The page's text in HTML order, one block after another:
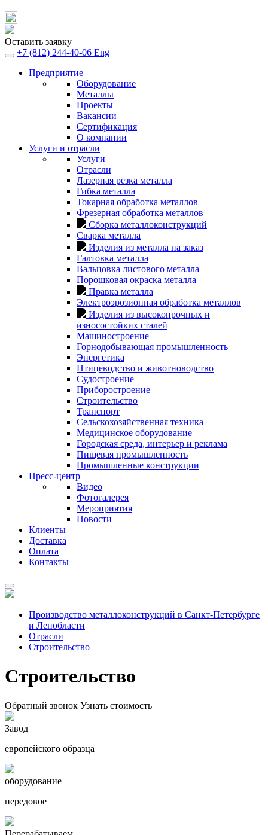
Оставить заявку
+7 (812) 244-40-06 Eng
Предприятие
Оборудование
Металлы
Проекты
Вакансии
Сертификация
О компании
Услуги и отрасли
Услуги
Отрасли
Лазерная резка металла
Гибка металла
Токарная обработка металлов
Фрезерная обработка металлов
Сборка металлоконструкций
Сварка металла
Изделия из металла на заказ
Галтовка металла
Вальцовка листового металла
Порошковая окраска металла
Правка металла
Электроэрозионная обработка металлов
Изделия из высокопрочных и
износостойких сталей
Машиностроение
Горнодобывающая промышленность
Энергетика
Птицеводство и животноводство
Судостроение
Приборостроение
Строительство
Транспорт
Сельскохозяйственная техника
Медицинское оборудование
Городская среда, интерьер и реклама
Пищевая промышленность
Промышленные конструкции
Пресс-центр
Видео
Фотогалерея
Мероприятия
Новости
Клиенты
Доставка
Оплата
Контакты
Производство металлоконструкций в Санкт-Петербурге
и Ленобласти
Отрасли
Строительство
Строительство
Обратный звонок Узнать стоимость
Завод
европейского образца
оборудование
передовое